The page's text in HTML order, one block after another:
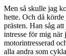
Men så skulle jag
hette. Och då
prästen. Han såg
intresse för mig när
motorintresserad
alla andra som